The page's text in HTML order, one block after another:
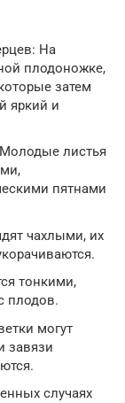
На
плодоножке,
затем
яркий и
листья
пятнами
чахлыми, их
тонкими,
плодов.
могут
завязи
случаях